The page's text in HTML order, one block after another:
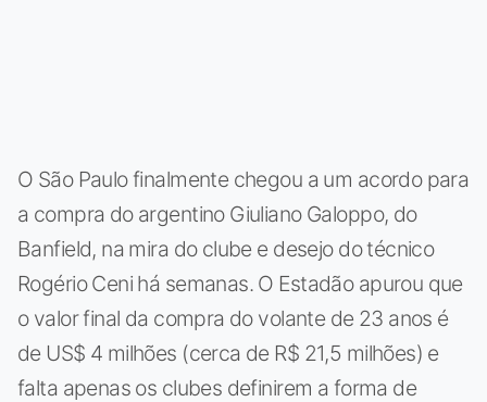
O São Paulo finalmente chegou a um acordo para
a compra do argentino Giuliano Galoppo, do
Banfield, na mira do clube e desejo do técnico
Rogério Ceni há semanas. O Estadão apurou que
o valor final da compra do volante de 23 anos é
de US$ 4 milhões (cerca de R$ 21,5 milhões) e
falta apenas os clubes definirem a forma de